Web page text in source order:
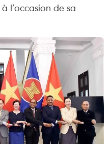
l’occasion de sa